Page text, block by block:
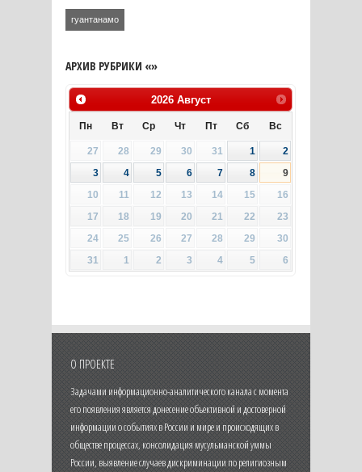
гуантанамо
АРХИВ РУБРИКИ «»
2026 Август
Пн Вт Ср Чт Пт Сб Вс
27 28 29 30 31 1
2
3
4 5 6 7 8
9
10
11 12 13 14 15
16
17
18 19 20 21 22
23
24
25 26 27 28 29
30
31
1 2 3 4 5 6
О ПРОЕКТЕ
Задачами информационно-аналитического канала с момента
его появления является донесение объективной и достоверной
информации о событиях в России и мире и происходящих в
обществе процессах, консолидация мусульманской уммы
России, выявление случаев дискриминации по религиозным